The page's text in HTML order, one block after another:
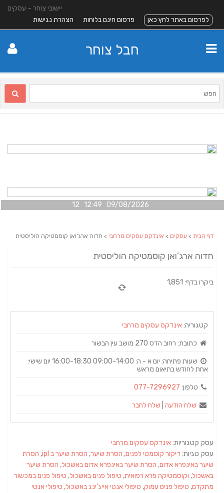
יישובי צוחר – עסקים
לפרסום באתר לחץ כאן
פרסום חינם בלוחות הצהרת נגישות
חבל צוחר
09/08/2026 12:49 12
דף הבית > עסקים > אינדקס עסקים מרחבי > חדוה ארג’ואן קוסמטיקה הוליסטית
חדוה ארג’ואן קוסמטיקה הוליסטית
ביקרו בדף: 1,851
קטגוריה:אינדקס עסקים מרחבי
כתובת: רחוב הדס 270 מושב עין הבשור
שעות פתיחה:
יום א - ה: 09:00-14:00 16:00-18:30 יום שישי:
אחת לחודש בתיאום מראש
טלפון: 077-7296927
שלח הודעה שלח לחבר
עסק קטגוריות:אינדקס עסקים מרחבי
עסק טגיות: דיקור קוסמטי לפנים, הסרת שיער, הסרת שיער ב ipl , הסרת
שיער באינפרא אדום, הסרת שיער באינפרא אדום באשכול, הסרת שיער
באשכול, וקוסמטיקה פרא רפואית, טיפול פנים באשכול, טיפול פנים במכשור
מתקדם, טיפול פנים עמוק, טיפולי אנטי אייג'ינג באשכול, טיפולי אנטי